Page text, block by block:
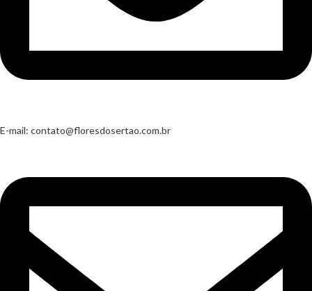
E-mail: contato@floresdosertao.com.br